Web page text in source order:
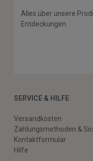
Alles über unsere
Entdeckungen.
SERVICE & HILFE
Versandkosten
Zahlungsmethoden &
Kontaktformular
Hilfe